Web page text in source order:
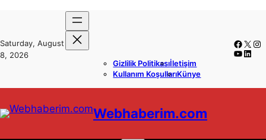
content
Saturday, August
8, 2026
Gizlilik Politikasıİletişim
Kullanım KoşullarıKünye
X
Webhaberim.com